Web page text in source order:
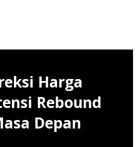
Harga
Rebound
Depan